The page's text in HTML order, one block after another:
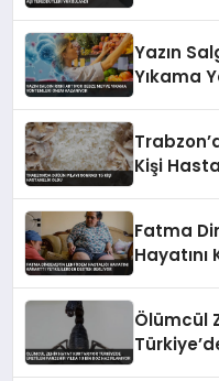
Yazın
Yıkama
Kişi
Fatma
Ölümcül